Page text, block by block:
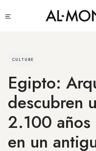
CULTURE
Egipto:
descubren
2.100
en un